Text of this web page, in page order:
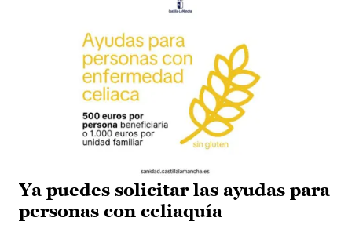
Ya puedes solicitar las ayudas para
personas con celiaquía